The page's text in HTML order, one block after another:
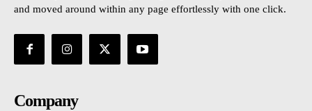
and moved around within any page effortlessly with one click.
Company